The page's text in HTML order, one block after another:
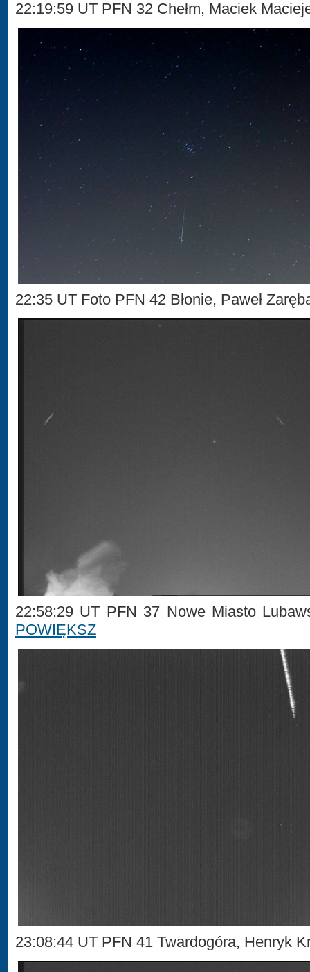
22:19:59 UT PFN 32 Chełm, Maciek
22:35 UT Foto PFN 42 Błonie, Paweł
22:58:29 UT PFN 37 Nowe Miasto
POWIĘKSZ
23:08:44 UT PFN 41 Twardogóra, Henryk